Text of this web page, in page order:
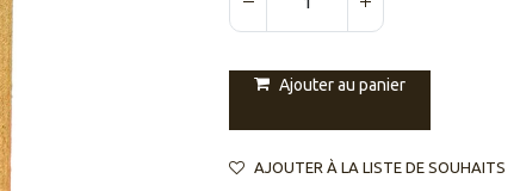
Ajouter au panier
AJOUTER À LA LISTE DE SOUHAITS